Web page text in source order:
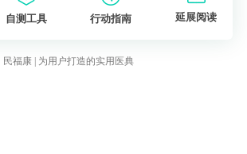
自测工具 行动指南 延展阅读
民福康 | 为用户打造的实用医典